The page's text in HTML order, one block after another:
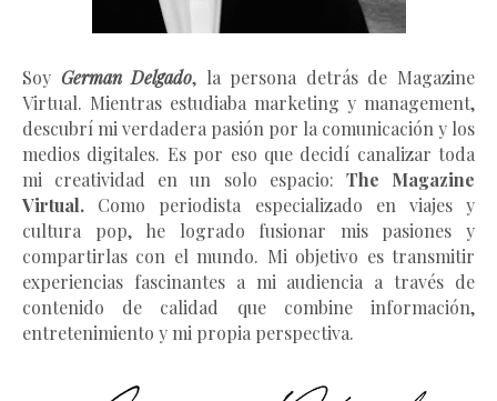
Soy German Delgado, la persona detrás de Magazine
Virtual. Mientras estudiaba marketing y management,
descubrí mi verdadera pasión por la comunicación y los
medios digitales. Es por eso que decidí canalizar toda
mi creatividad en un solo espacio: The Magazine
Virtual. Como periodista especializado en viajes y
cultura pop, he logrado fusionar mis pasiones y
compartirlas con el mundo. Mi objetivo es transmitir
experiencias fascinantes a mi audiencia a través de
contenido de calidad que combine información,
entretenimiento y mi propia perspectiva.